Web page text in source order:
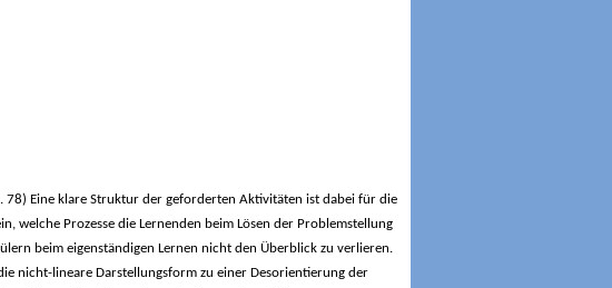
78) Eine klare Struktur der geforderten Aktivitäten ist dabei für die
welche Prozesse die Lernenden beim Lösen der Problemstellung
beim eigenständigen Lernen nicht den Überblick zu verlieren.
nicht-lineare Darstellungsform zu einer Desorientierung der